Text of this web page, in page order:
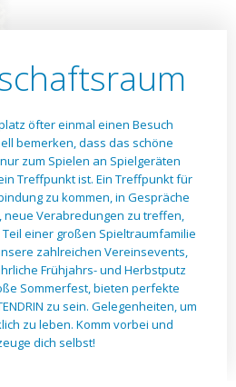
öfter einmal einen Besuch
bemerken, dass das schöne
zum Spielen an Spielgeräten
Treffpunkt ist. Ein Treffpunkt für
zu kommen, in Gespräche
neue Verabredungen zu treffen,
einer großen Spieltraumfamilie
zahlreichen Vereinsevents,
Frühjahrs- und Herbstputz
Sommerfest, bieten perfekte
zu sein. Gelegenheiten, um
zu leben. Komm vorbei und
dich selbst!